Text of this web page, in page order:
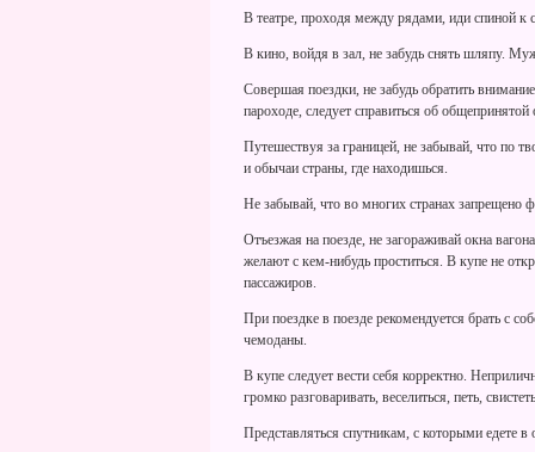
В театре, проходя между рядами, иди спиной к
В кино, войдя в зал, не забудь снять шляпу.
Совершая поездки, не забудь обратить
пароходе, следует справиться об общепринятой
Путешествуя за границей, не забывай, что по
и обычаи страны, где находишься.
Не забывай, что во многих странах запрещено
Отъезжая на поезде, не загораживай окна
желают с кем-нибудь проститься. В купе не
пассажиров.
При поездке в поезде рекомендуется брать с
чемоданы.
В купе следует вести себя корректно.
громко разговаривать, веселиться, петь,
Представляться спутникам, с которыми едете